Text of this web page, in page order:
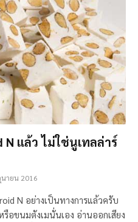
N แล้ว ไม่ใช่นูเทลล่าร์
ายน 2016
N อย่างเป็นทางการแล้วครับ
อขนมตังเมนั่นเอง อ่านออกเสียง